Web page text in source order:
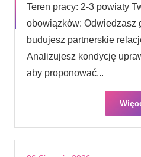
Teren pracy: 2-3 powiaty
obowiązków: Odwiedzasz
budujesz partnerskie
Analizujesz kondycję
aby proponować...